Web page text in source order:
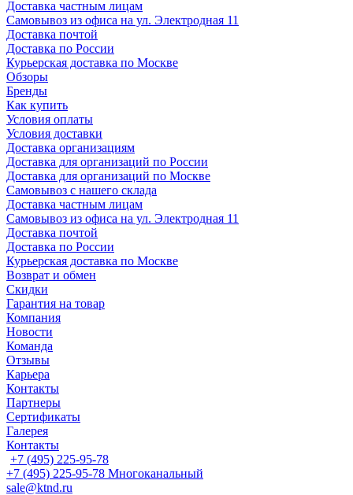
Доставка частным лицам
Самовывоз из офиса на ул. Электродная 11
Доставка почтой
Доставка по России
Курьерская доставка по Москве
Обзоры
Бренды
Как купить
Условия оплаты
Условия доставки
Доставка организациям
Доставка для организаций по России
Доставка для организаций по Москве
Самовывоз с нашего склада
Доставка частным лицам
Самовывоз из офиса на ул. Электродная 11
Доставка почтой
Доставка по России
Курьерская доставка по Москве
Возврат и обмен
Скидки
Гарантия на товар
Компания
Новости
Команда
Отзывы
Карьера
Контакты
Партнеры
Сертификаты
Галерея
Контакты
+7 (495) 225-95-78
+7 (495) 225-95-78 Многоканальный
sale@ktnd.ru